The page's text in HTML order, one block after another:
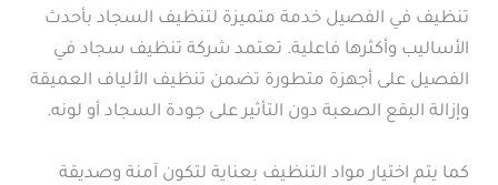
تنظيف في الفصيل خدمة متميزة لتنظيف السجاد بأحدث
الأساليب وأكثرها فاعلية. تعتمد شركة تنظيف سجاد في
الفصيل على أجهزة متطورة تضمن تنظيف الألياف العميقة
وإزالة البقع الصعبة دون التأثير على جودة السجاد أو لونه.
كما يتم اختيار مواد التنظيف بعناية لتكون آمنة وصديقة